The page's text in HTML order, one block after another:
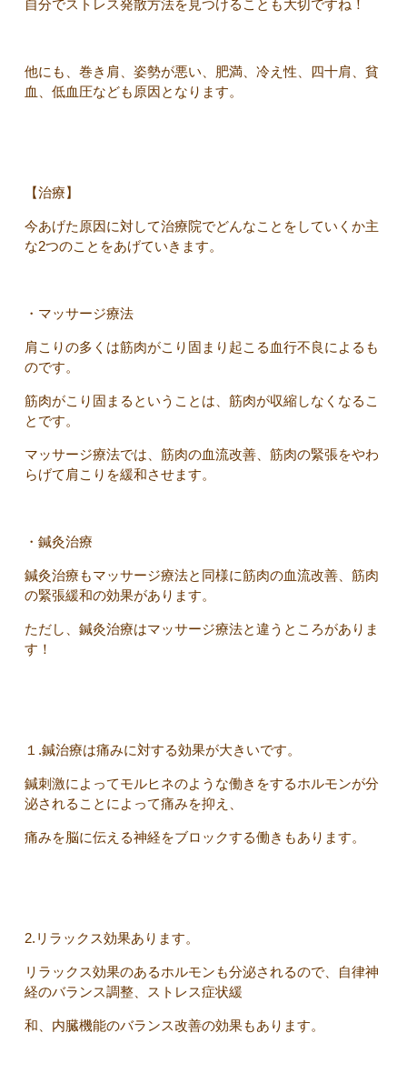
自分でストレス発散方法を見つけることも大切ですね！
他にも、巻き肩、姿勢が悪い、肥満、冷え性、四十肩、貧
血、低血圧なども原因となります。
【治療】
今あげた原因に対して治療院でどんなことをしていくか主
な2つのことをあげていきます。
・マッサージ療法
肩こりの多くは筋肉がこり固まり起こる血行不良によるも
のです。
筋肉がこり固まるということは、筋肉が収縮しなくなるこ
とです。
マッサージ療法では、筋肉の血流改善、筋肉の緊張をやわ
らげて肩こりを緩和させます。
・鍼灸治療
鍼灸治療もマッサージ療法と同様に筋肉の血流改善、筋肉
の緊張緩和の効果があります。
ただし、鍼灸治療はマッサージ療法と違うところがありま
す！
１.鍼治療は痛みに対する効果が大きいです。
鍼刺激によってモルヒネのような働きをするホルモンが分
泌されることによって痛みを抑え、
痛みを脳に伝える神経をブロックする働きもあります。
2.リラックス効果あります。
リラックス効果のあるホルモンも分泌されるので、自律神
経のバランス調整、ストレス症状緩
和、内臓機能のバランス改善の効果もあります。